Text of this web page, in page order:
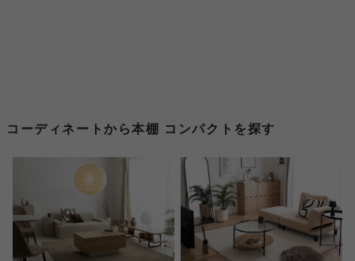
コーディネートから本棚 コンパクトを探す